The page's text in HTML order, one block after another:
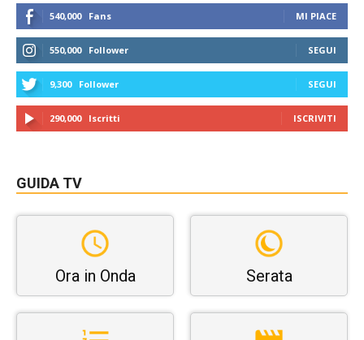
540,000 Fans MI PIACE
550,000 Follower SEGUI
9,300 Follower SEGUI
290,000 Iscritti ISCRIVITI
GUIDA TV
Ora in Onda Serata